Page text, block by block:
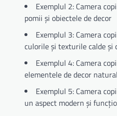
Exemplul 2: Camera
pomii și obiectele de decor
Exemplul 3: Camera
culorile și texturile calde și
Exemplul 4: Camera
elementele de decor
Exemplul 5: Camera
un aspect modern și